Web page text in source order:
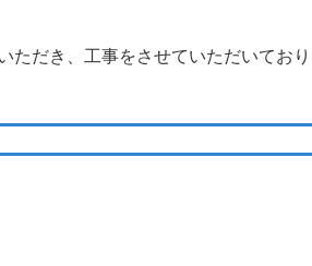
ただき、工事をさせていただいてお